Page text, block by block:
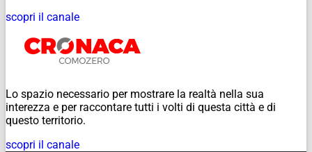
scopri il canale
Lo spazio necessario per mostrare la realtà nella sua
interezza e per raccontare tutti i volti di questa città e di
questo territorio.
scopri il canale